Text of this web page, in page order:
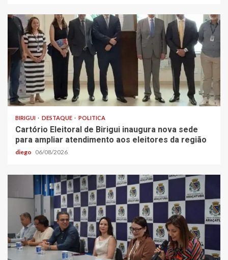
BIRIGUI DESTAQUE POLITICA
Cartório Eleitoral de Birigui inaugura nova sede
para ampliar atendimento aos eleitores da região
diego 06/08/2026